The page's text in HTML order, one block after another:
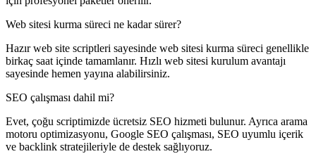
Web sitesi kurma süreci ne kadar sürer?
Hazır web site scriptleri sayesinde web sitesi kurma süreci genellikle
birkaç saat içinde tamamlanır. Hızlı web sitesi kurulum avantajı
sayesinde hemen yayına alabilirsiniz.
SEO çalışması dahil mi?
Evet, çoğu scriptimizde ücretsiz SEO hizmeti bulunur. Ayrıca arama
motoru optimizasyonu, Google SEO çalışması, SEO uyumlu içerik
ve backlink stratejileriyle de destek sağlıyoruz.